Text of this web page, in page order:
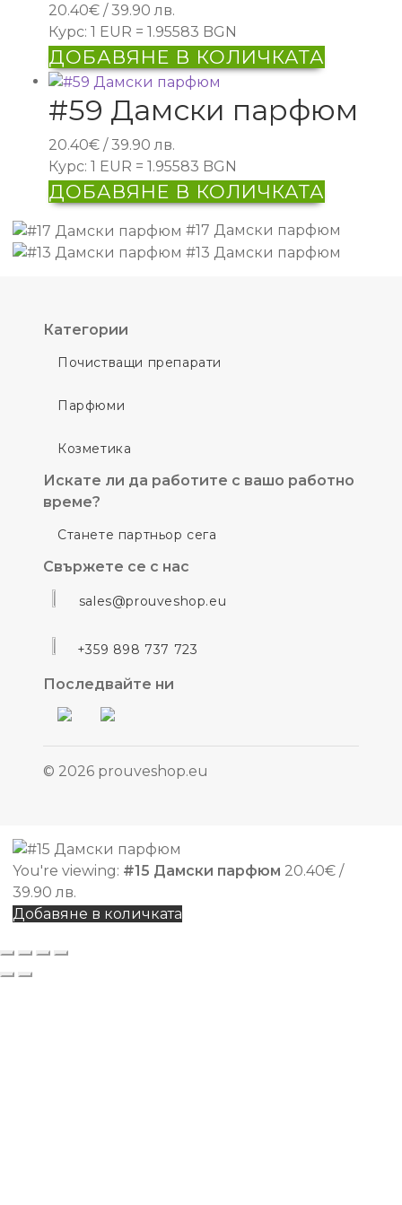
20.40€ / 39.90 лв.
Курс: 1 EUR = 1.95583 BGN
ДОБАВЯНЕ В КОЛИЧКАТА
#59 Дамски парфюм
20.40€ / 39.90 лв.
Курс: 1 EUR = 1.95583 BGN
ДОБАВЯНЕ В КОЛИЧКАТА
#17 Дамски парфюм
#13 Дамски парфюм
Категории
Почистващи препарати
Парфюми
Козметика
Искате ли да работите с вашо работно
време?
Станете партньор сега
Свържете се с нас
sales@prouveshop.eu
+359 898 737 723
Последвайте ни
© 2026 prouveshop.eu
You're viewing: #15 Дамски парфюм 20.40€ /
39.90 лв.
Добавяне в количката